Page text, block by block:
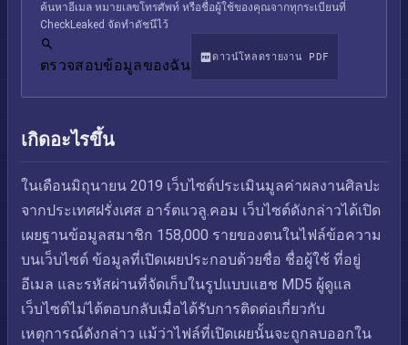
ค้นหาอีเมล หมายเลขโทรศัพท์ หรือชื่อผู้ใช้ของคุณจากทุกระเบียนที่
CheckLeaked จัดทำดัชนีไว้
ตรวจสอบข้อมูลของฉัน ดาวน์โหลดรายงาน PDF
เกิดอะไรขึ้น
ในเดือนมิถุนายน 2019 เว็บไซต์ประเมินมูลค่าผลงานศิลปะ
จากประเทศฝรั่งเศส อาร์ตแวลู.คอม เว็บไซต์ดังกล่าวได้เปิด
เผยฐานข้อมูลสมาชิก 158,000 รายของตนในไฟล์ข้อความ
บนเว็บไซต์ ข้อมูลที่เปิดเผยประกอบด้วยชื่อ ชื่อผู้ใช้ ที่อยู่
อีเมล และรหัสผ่านที่จัดเก็บในรูปแบบแฮช MD5 ผู้ดูแล
เว็บไซต์ไม่ได้ตอบกลับเมื่อได้รับการติดต่อเกี่ยวกับ
เหตุการณ์ดังกล่าว แม้ว่าไฟล์ที่เปิดเผยนั้นจะถูกลบออกใน